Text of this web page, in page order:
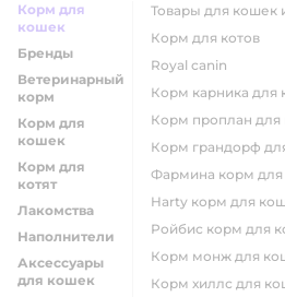
Корм для
кошек
Бренды
Ветеринарный
корм
Корм для
кошек
Корм для
котят
Лакомства
Наполнители
Аксессуары
для кошек
товары для кошек
корм для котов
royal canin
корм карника для
корм проплан
корм грандорф
фармина корм
harty корм для
ройбис корм для
корм монж для
корм хиллс для